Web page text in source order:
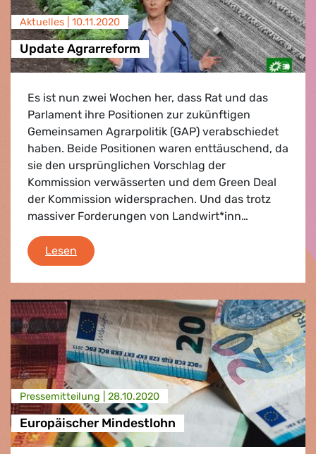
Aktuelles | 10.11.2020
Update Agrarreform
Es ist nun zwei Wochen her, dass Rat und das
Parlament ihre Positionen zur zukünftigen
Gemeinsamen Agrarpolitik (GAP) verabschiedet
haben. Beide Positionen waren enttäuschend, da
sie den ursprünglichen Vorschlag der
Kommission verwässerten und dem Green Deal
der Kommission widersprachen. Und das trotz
massiver Forderungen von Landwirt*inn…
Lesen Update Agrarreform
Presse­mitteilung | 28.10.2020
Europäischer Mindestlohn